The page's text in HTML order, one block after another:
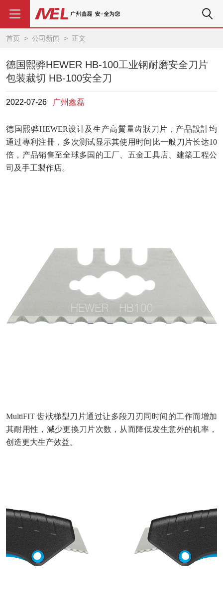
首页 > 公司新闻 > 正文
德国熙骅HEWER HB-100工业钢耐磨安全刀片
包装裁切 HB-100安全刀
2022-07-26 广州鑫磊
德国熙骅HEWER设计及生产高質量齿狀刀片，产品設計均
通过專利注冊，多次测试显示其使用时间比一般刀片长达10
倍，产品销售至全球多国的工厂、五金工具店、建築工程公
司及手工製作店。
MultiFIT 齿狀梯型刀片通过让多段刀刃同时间的工作而增加
其耐用性，減少更換刀片次数，从而降低发生意外的机率，
创造更大生产效益。